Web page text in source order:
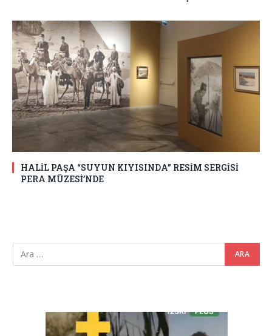
HALİL PAŞA “SUYUN KIYISINDA” RESİM SERGİSİ
PERA MÜZESİ’NDE
Video
oynatıcı